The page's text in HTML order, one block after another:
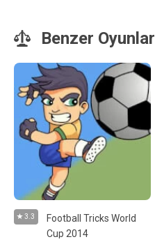
Benzer Oyunlar
3.3
Football Tricks World
Cup 2014